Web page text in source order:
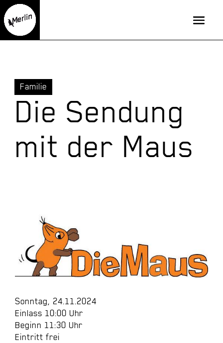
Familie
Die Sendung
mit der Maus
Sonntag, 24.11.2024
Einlass 10:00 Uhr
Beginn 11:30 Uhr
Eintritt frei